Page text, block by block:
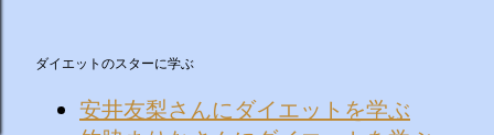
ダイエットのスターに学ぶ
安井友梨さんにダイエットを学ぶ